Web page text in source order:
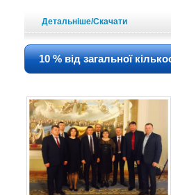
Детальніше/Скачати
10 % від загальної